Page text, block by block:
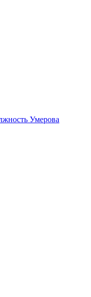
Умерова